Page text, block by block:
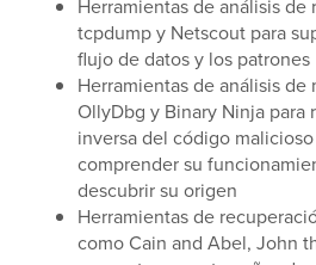
Herramientas de análisis de
tcpdump y Netscout para
flujo de datos y los patrones
Herramientas de análisis de
OllyDbg y Binary Ninja para
inversa del código
comprender su
descubrir su origen
Herramientas de
como Cain and Abel, John